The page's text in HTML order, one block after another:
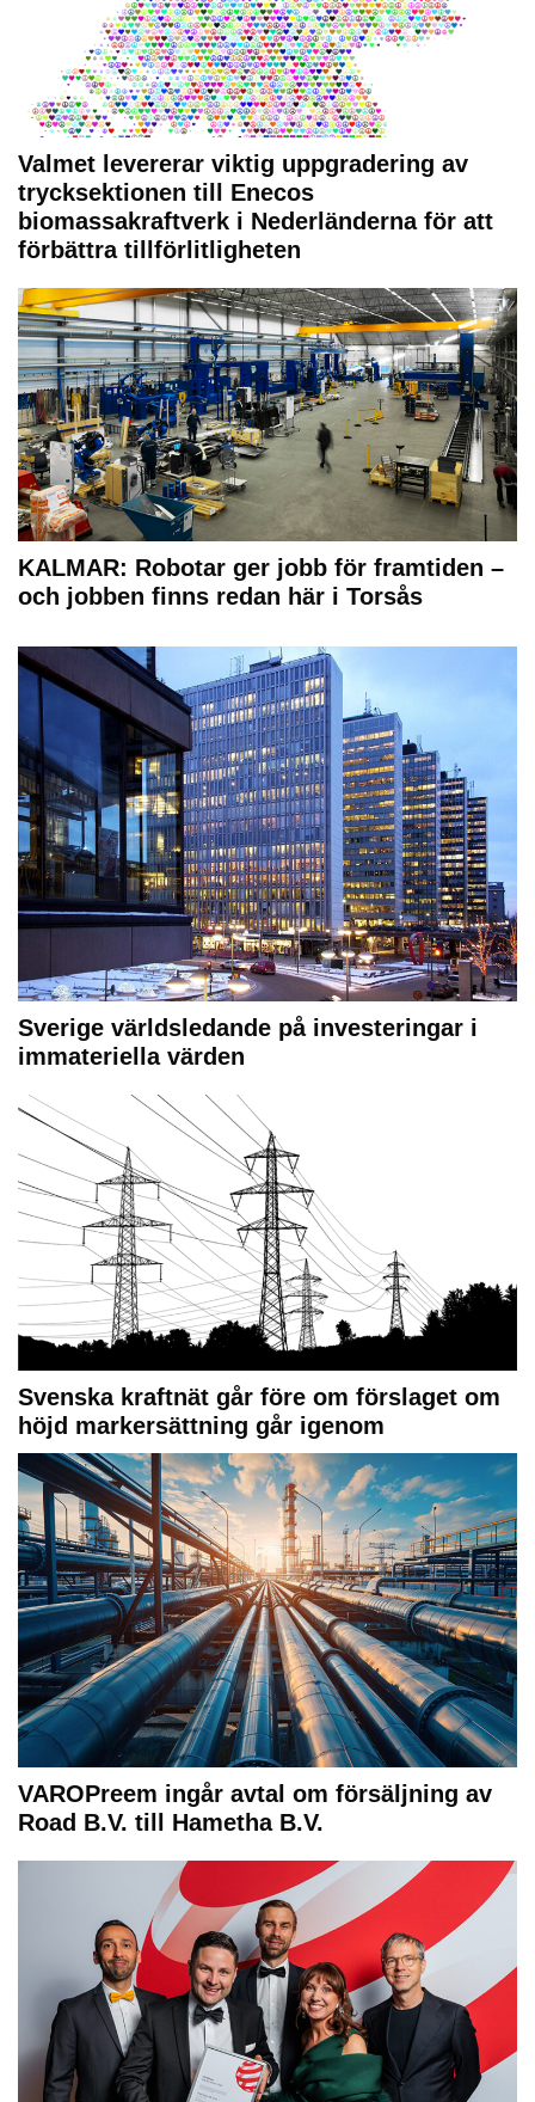
Valmet levererar viktig uppgradering av
trycksektionen till Enecos
biomassakraftverk i Nederländerna för att
förbättra tillförlitligheten
KALMAR: Robotar ger jobb för framtiden –
och jobben finns redan här i Torsås
Sverige världsledande på investeringar i
immateriella värden
Svenska kraftnät går före om förslaget om
höjd markersättning går igenom
VAROPreem ingår avtal om försäljning av
Road B.V. till Hametha B.V.